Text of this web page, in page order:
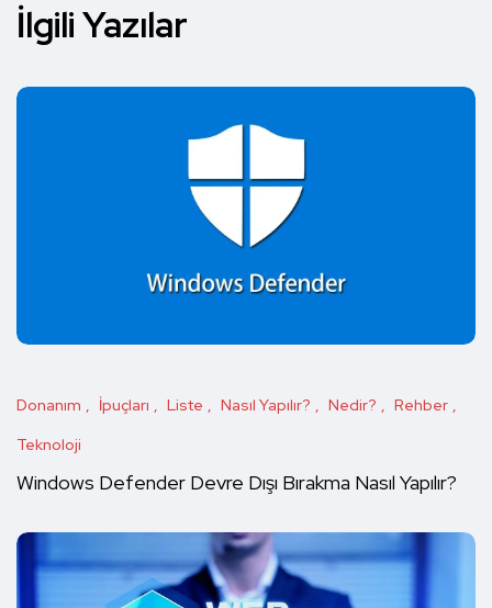
İlgili Yazılar
Donanım İpuçları Liste Nasıl Yapılır? Nedir?
Rehber
Teknoloji
Windows Defender Devre Dışı Bırakma Nasıl Yapılır?